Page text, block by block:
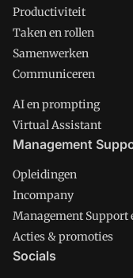
Productiviteit
Taken en rollen
Samenwerken
Communiceren
AI en prompting
Virtual Assistant
Management
Opleidingen
Incompany
Management Support
Acties & promoties
Socials